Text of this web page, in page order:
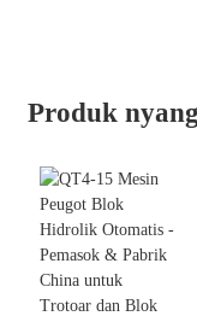
Produk